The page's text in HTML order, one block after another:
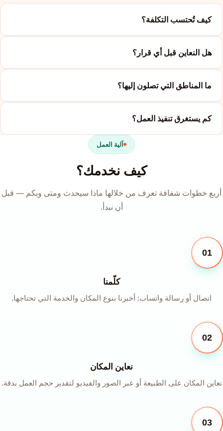
كيف تُحتسب التكلفة؟
هل النعاين قبل أي قرار؟
ما المناطق التي تصلون إليها؟
كم يستغرق تنفيذ العمل؟
آلية العمل
كيف نخدمك؟
أربع خطوات شفافة تعرف من خلالها ماذا سيحدث ومتى وبكم — قبل
أن نبدأ.
01
كلّمنا
اتصال أو رسالة واتساب: أخبرنا بنوع المكان والخدمة التي تحتاجها.
02
نعاين المكان
نعاين المكان على الطبيعة أو عبر الصور والفيديو لتقدير حجم العمل بدقة.
03